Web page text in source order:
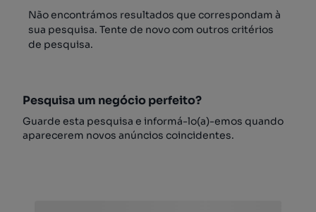
Não encontrámos resultados que correspondam à
sua pesquisa. Tente de novo com outros critérios
de pesquisa.
Pesquisa um negócio perfeito?
Guarde esta pesquisa e informá-lo(a)-emos quando
aparecerem novos anúncios coincidentes.